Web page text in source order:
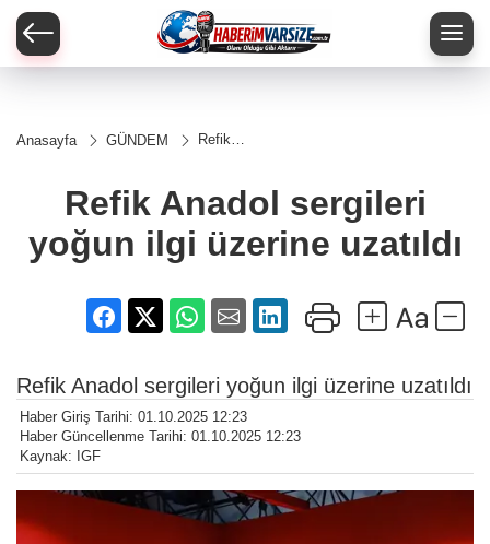
Anasayfa GÜNDEM
Refik
ilgi
uzatıldı
Refik Anadol sergileri
yoğun ilgi üzerine uzatıldı
Refik Anadol sergileri yoğun ilgi üzerine uzatıldı
Haber Giriş Tarihi: 01.10.2025 12:23
Haber Güncellenme Tarihi: 01.10.2025 12:23
Kaynak: IGF